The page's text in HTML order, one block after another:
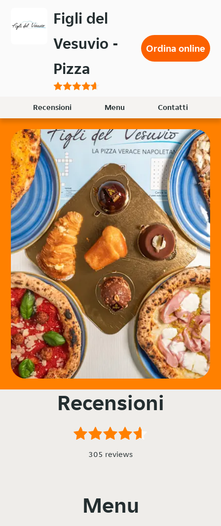
contenuto
Figli del
Vesuvio -
Pizza
Ordina online
Recensioni Menu Contatti
Recensioni
305 reviews
Menu